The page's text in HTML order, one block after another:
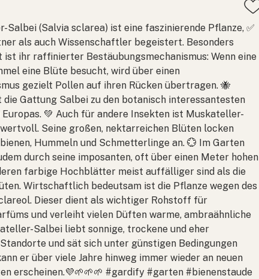
Salbei (Salvia sclarea) ist eine faszinierende Pflanze, ✅
als auch Wissenschaftler begeistert. Besonders
ist ihr raffinierter Bestäubungsmechanismus: Wenn eine
eine Blüte besucht, wird über einen
gezielt Pollen auf ihren Rücken übertragen. 🐝
die Gattung Salbei zu den botanisch interessantesten
💚 Auch für andere Insekten ist Muskateller-
Seine großen, nektarreichen Blüten locken
Hummeln und Schmetterlinge an. 💮 Im Garten
durch seine imposanten, oft über einen Meter hohen
farbige Hochblätter meist auffälliger sind als die
Wirtschaftlich bedeutsam ist die Pflanze wegen des
Dieser dient als wichtiger Rohstoff für
und verleiht vielen Düften warme, ambraähnliche
Salbei liebt sonnige, trockene und eher
und sät sich unter günstigen Bedingungen
er über viele Jahre hinweg immer wieder an neuen
erscheinen.💜🌱🌱🌱 #gardify #garten #bienenstaude